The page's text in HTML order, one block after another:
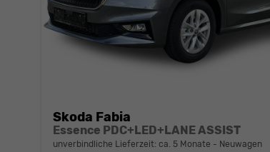
Skoda Fabia
Essence PDC+LED+LANE ASSIST
unverbindliche Lieferzeit: ca. 5 Monate Neuwagen